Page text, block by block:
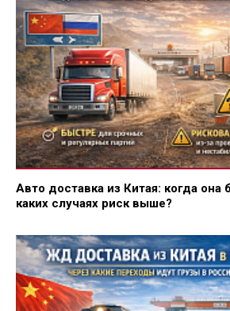
Авто доставка из Китая: когда
каких случаях риск выше?